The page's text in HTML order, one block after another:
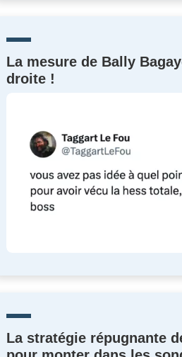
La mesure de Bally
droite !
La stratégie répugnante